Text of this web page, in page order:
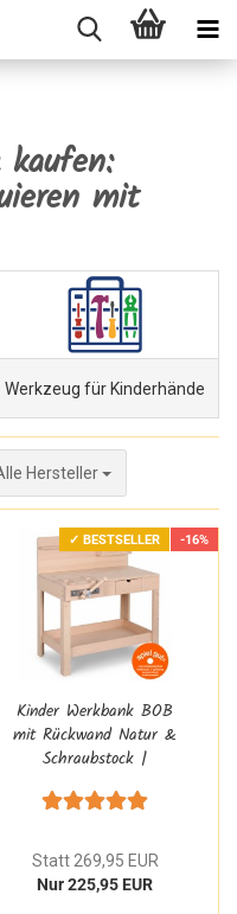
mit
Werkzeug für Kinderhände
Hersteller
✓ BESTSELLER -16%
Kinder Werkbank BOB
mit Rückwand Natur &
Schraubstock |
Statt 269,95 EUR
Nur 225,95 EUR